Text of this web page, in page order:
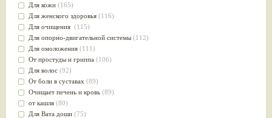
Для кожи (165)
Для женского здоровья (116)
Для очищения (115)
Для опорно-двигательной системы (112)
Для омоложения (111)
От простуды и гриппа (106)
Для волос (92)
От боли в суставах (89)
Очищает печень и кровь (89)
от кашля (80)
Для Вата доши (75)